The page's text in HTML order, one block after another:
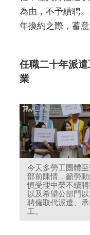
為由，不予續聘
年換約之際，蓄
任職二十年派
業
今天多勞工團體
部前陳情，籲勞
慎受理中榮不續聘
以及希望公部門
聘僱取代派遣、承
工。